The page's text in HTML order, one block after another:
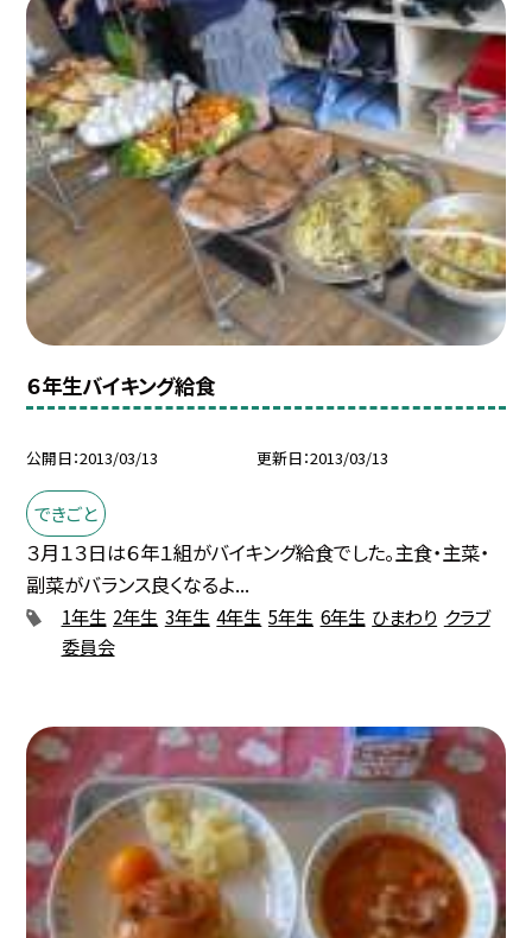
６年生バイキング給食
公開日 2013/03/13 更新日 2013/03/13
できごと
３月１３日は６年１組がバイキング給食でした。主食・主菜・
副菜がバランス良くなるよ...
1年生 2年生 3年生 4年生 5年生 6年生 ひまわり クラブ
委員会